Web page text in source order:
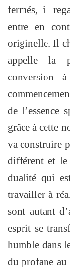
fermés, il
entre en
originelle. Il
appelle la
conversion
de l’essence
grâce à cette
va construire
différent et le
dualité qui
travailler à
sont autant
esprit se
humble dans
du profane au